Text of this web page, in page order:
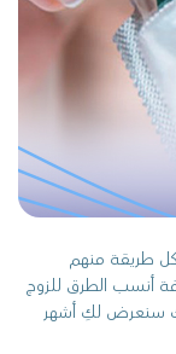
طريقة منهم
أنسب الطرق للزوج
سنعرض لكِ أشهر